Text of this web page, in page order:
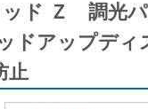
ッド Ｚ 調光
ドアップデ
止